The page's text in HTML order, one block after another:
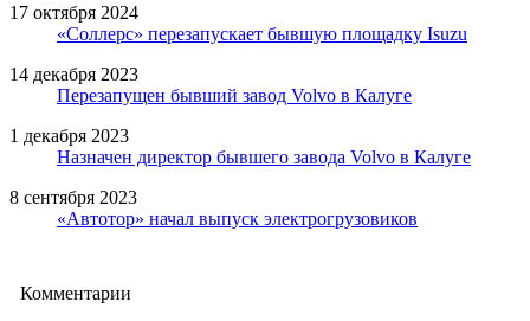
17 октября 2024
«Соллерс» перезапускает бывшую площадку Isuzu
14 декабря 2023
Перезапущен бывший завод Volvo в Калуге
1 декабря 2023
Назначен директор бывшего завода Volvo в Калуге
8 сентября 2023
«Автотор» начал выпуск электрогрузовиков
Комментарии